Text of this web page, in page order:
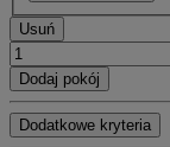
Usuń
Dodaj pokój
Dodatkowe kryteria